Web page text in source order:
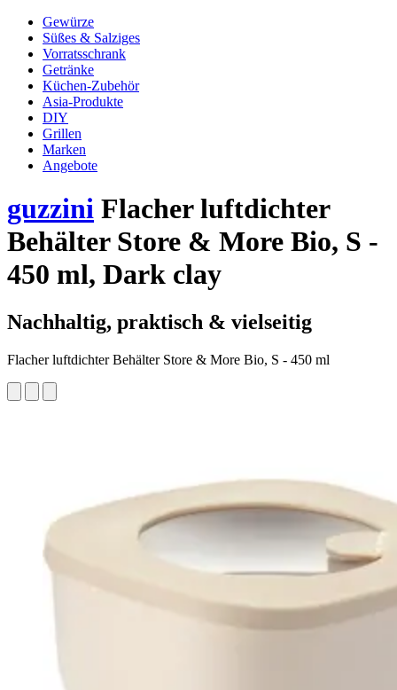
Gewürze
Süßes & Salziges
Vorratsschrank
Getränke
Küchen-Zubehör
Asia-Produkte
DIY
Grillen
Marken
Angebote
guzzini Flacher luftdichter
Behälter Store & More Bio, S -
450 ml, Dark clay
Nachhaltig, praktisch & vielseitig
Flacher luftdichter Behälter Store & More Bio, S - 450 ml